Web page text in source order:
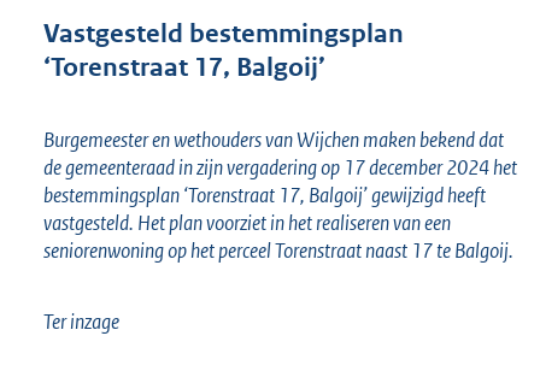
r
o
t
e
:
8
1
7
Vastgesteld bestemmingsplan
‘Torenstraat 17, Balgoij’
Burgemeester en wethouders van Wijchen maken bekend dat
de gemeenteraad in zijn vergadering op 17 december 2024 het
bestemmingsplan ‘Torenstraat 17, Balgoij’ gewijzigd heeft
vastgesteld. Het plan voorziet in het realiseren van een
seniorenwoning op het perceel Torenstraat naast 17 te Balgoij.
Ter inzage